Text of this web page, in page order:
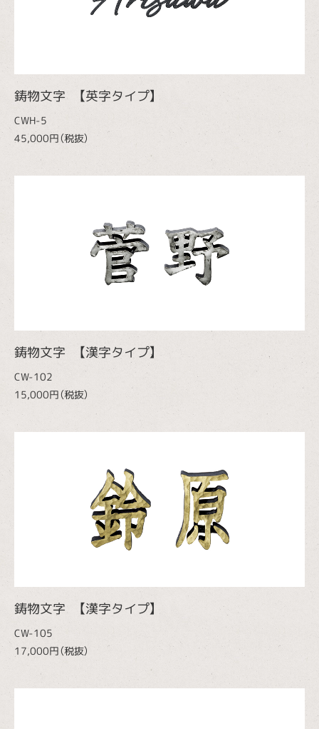
鋳物文字 【英字タイプ】
CWH-5
45,000円（税抜）
鋳物文字 【漢字タイプ】
CW-102
15,000円（税抜）
鋳物文字 【漢字タイプ】
CW-105
17,000円（税抜）